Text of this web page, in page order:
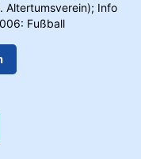
Altertumsverein); Info
Fußball